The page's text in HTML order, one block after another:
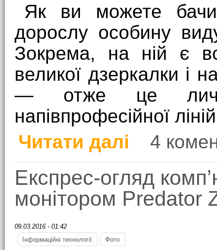
Як ви можете
дорослу особину
Зокрема, на ній є
великої дзеркалки і
— отже це
напівпрофесійної
Читати далі
про Личинка
4
Експрес-огляд
монітором Predator
09.03.2016 - 01:42
Інформаційні технології
Фото